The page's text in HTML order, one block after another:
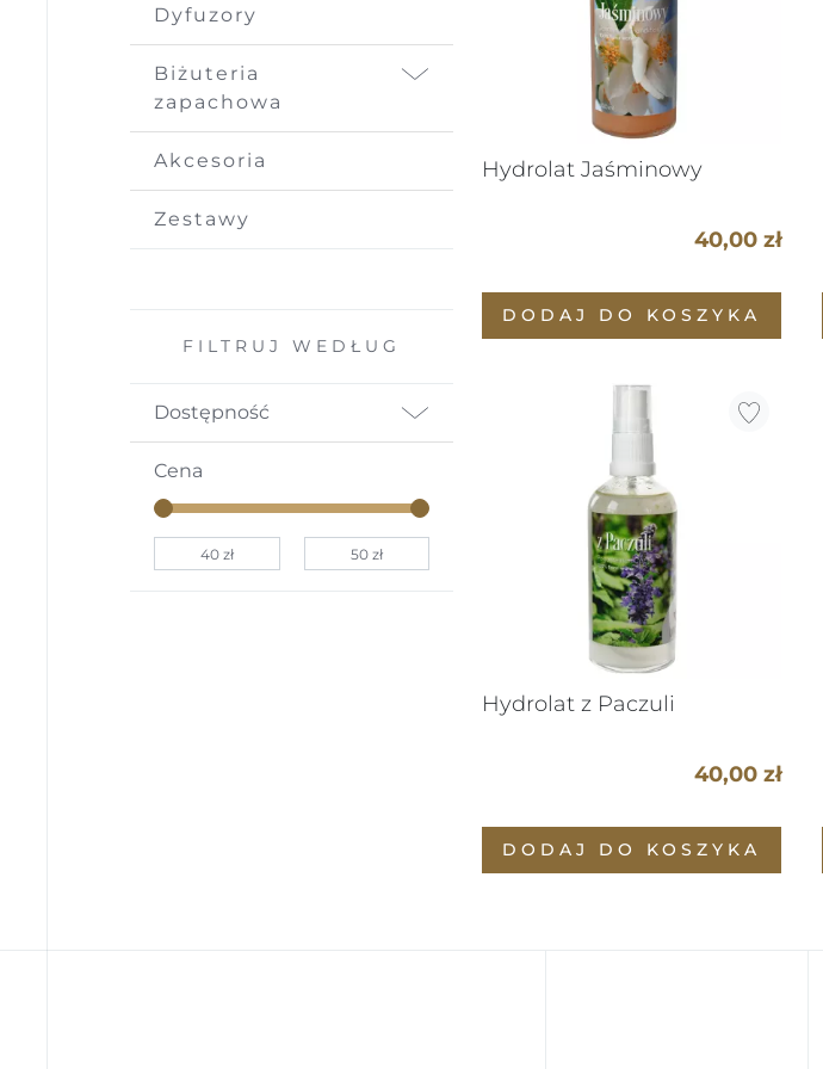
Dyfuzory
Biżuteria
zapachowa
Akcesoria
Zestawy
FILTRUJ WEDŁUG
Dostępność
Cena
Hydrolat Jaśminowy
40,00 zł
DODAJ DO KOSZYKA
Hydrolat z Paczuli
40,00 zł
DODAJ DO KOSZYKA